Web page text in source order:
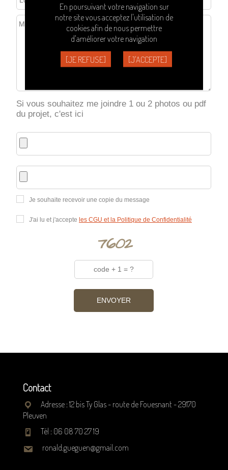
Contact
Adresse : 12 bis Ty Glas - route de Fouesnant - 29170
Pleuven
Tél : 06 08 70 27 19
ronald.gueguen@gmail.com
En poursuivant votre navigation sur
notre site vous acceptez l'utilisation de
cookies afin de nous permettre
d'améliorer votre navigation
[JE REFUSE]
[J'ACCEPTE]